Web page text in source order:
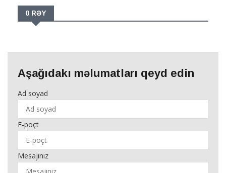
0 RƏY
Aşağıdakı məlumatları qeyd edin
Ad soyad
E-poçt
Mesajınız